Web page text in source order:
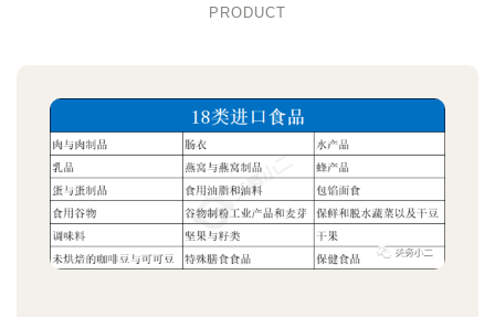
PRODUCT